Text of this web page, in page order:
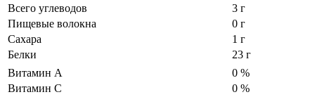
Всего углеводов
3 г
Пищевые волокна
0 г
Сахара
1 г
Белки
23 г
Витамин А
0 %
Витамин С
0 %